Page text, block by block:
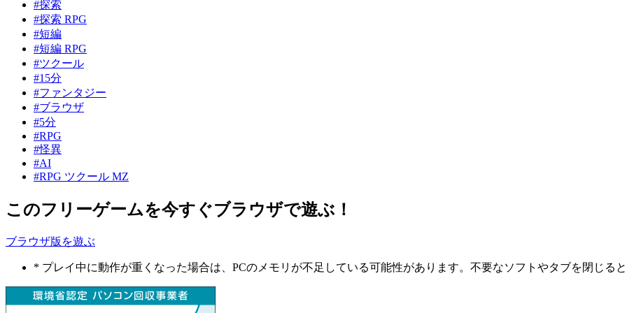
#探索
#探索 RPG
#短編
#短編 RPG
#ツクール
#15分
#ファンタジー
#ブラウザ
#5分
#RPG
#怪異
#AI
#RPG ツクール MZ
このフリーゲームを今すぐブラウザで遊ぶ！
ブラウザ版を遊ぶ
* プレイ中に動作が重くなった場合は、PCのメモリが不足している可能性があります。不要なソフトやタブを閉じると